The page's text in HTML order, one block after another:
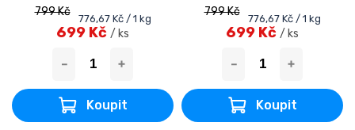
799 Kč
699 Kč / ks
Měrná
cena:
776,67 Kč / 1 kg
799 Kč
699 Kč / ks
Měrná
cena:
776,67 Kč / 1 kg